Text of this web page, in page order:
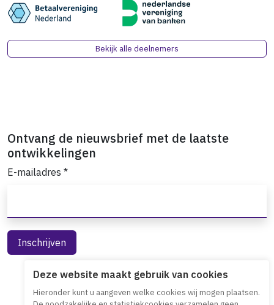
Bekijk alle deelnemers
Ontvang de nieuwsbrief met de laatste
ontwikkelingen
E-mailadres *
Deze website maakt gebruik van cookies
Hieronder kunt u aangeven welke cookies wij mogen plaatsen.